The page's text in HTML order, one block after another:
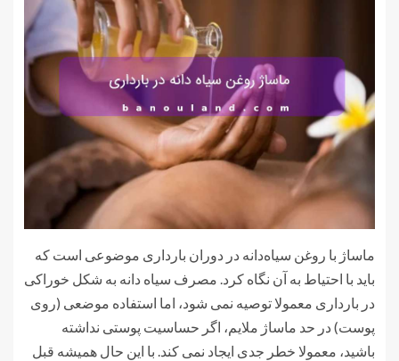
ماساژ با روغن سیاه‌دانه در دوران بارداری موضوعی است که
باید با احتیاط به آن نگاه کرد. مصرف سیاه دانه به شکل خوراکی
در بارداری معمولا توصیه نمی شود، اما استفاده موضعی (روی
پوست) در حد ماساژ ملایم، اگر حساسیت پوستی نداشته
باشید، معمولا خطر جدی ایجاد نمی کند. با این حال همیشه قبل